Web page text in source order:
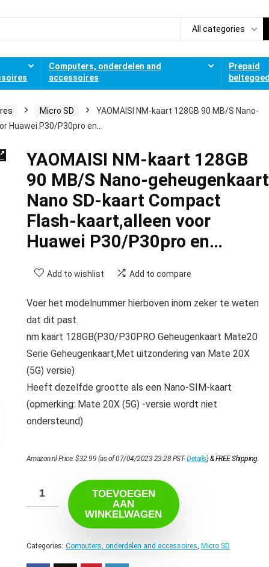
All categories
Computers, onderdelen and
accessoires
Prepaid
beltegoed
Micro SD
YAOMAISI NM-kaart 128GB 90 MB/S Nano-
Huawei P30/P30pro en…
YAOMAISI NM-kaart 128GB
90 MB/S Nano-geheugenkaart
Nano SD-kaart Compact
Flash-kaart,alleen voor
Huawei P30/P30pro en…
Add to wishlist Add to compare
Voer het modelnummer hierboven inom zeker te weten
dat dit past.
nm kaart 128GB(P30/P30PRO Geheugenkaart Mate20
Serie Geheugenkaart,Met uitzondering van Mate 20X
(5G) versie)
Heeft dezelfde grootte als een Nano-SIM-kaart
(opmerking: Mate 20X (5G) -versie wordt niet
ondersteund)
Amazon.nl Price:$32.99 (as of 07/04/2023 23:28 PST-Details)&FREE Shipping.
TOEVOEGEN
AAN
WINKELWAGEN
Categories: Computers, onderdelen and accessoires, Micro SD